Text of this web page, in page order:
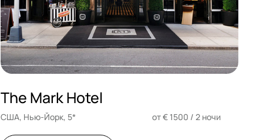
The Mark Hotel
США, Нью-Йорк, 5* от € 1500 / 2 ночи